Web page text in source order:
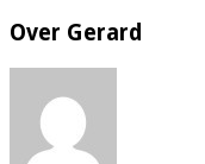
Over Gerard